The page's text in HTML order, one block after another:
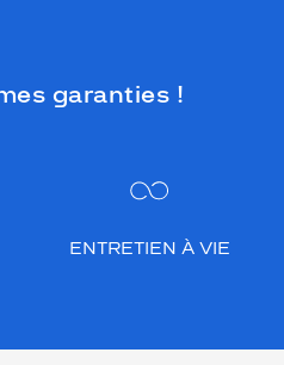
garanties !
ENTRETIEN À VIE